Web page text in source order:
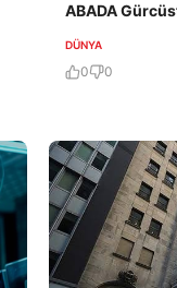
ABADA
DÜNYA
0 0